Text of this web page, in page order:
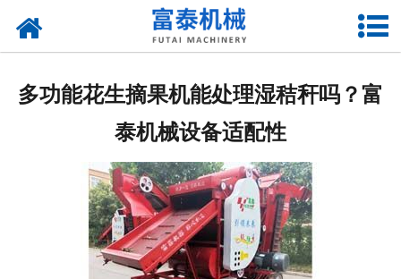
资质荣誉
新闻中心
厂房设备
多功能花生摘果机能处理湿秸秆吗？富
泰机械设备适配性